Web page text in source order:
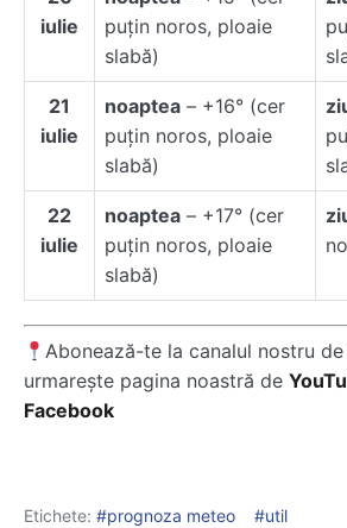
iulie
puţin noros, ploaie
slabă)
21
iulie
noaptea – +16° (cer
puţin noros, ploaie
slabă)
22
iulie
noaptea – +17° (cer
puţin noros, ploaie
slabă)
Abonează-te la canalul nostru
urmarește pagina noastră de
Facebook
Etichete: prognoza meteo util